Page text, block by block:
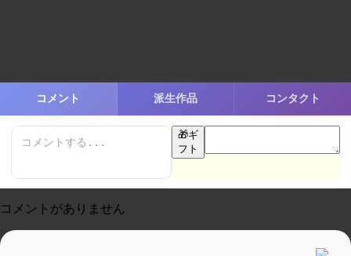
コメント 派生作品 コンタクト
🎁ギ
フト
コメントがありません